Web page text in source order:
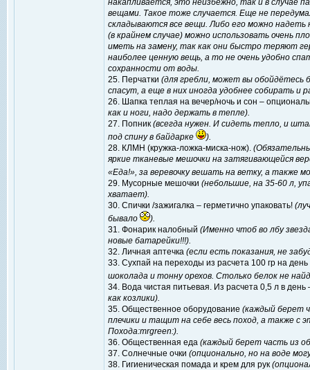
накапливается, это неизбежно, так и в случае
вещами. Такое тоже случается. Еще не
складываются все вещи. Либо его можно надеть
(в крайнем случае) можно использовать очень
иметь на замену, так как они быстро теряют
наиболее ценную вещь, а то не очень удобно
сохранности от воды.
25. Перчатки (для гребли, может вы обойдётесь
спасут, а еще в них иногда удобнее собирать и
26. Шапка теплая на вечер/ночь и сон –
как и ноги, надо держать в тепле).
27. Попник (всегда нужен. И сидеть тепло, и
под спину в байдарке
).
28. КЛМН (кружка-ложка-миска-нож).
яркие тканевые мешочки на затягивающейся
«Еда!», за веревочку вешать на ветку, а также
29. Мусорные мешочки (небольшие, на 35-60 л,
хватает).
30. Спички /зажигалка – герметично упаковать!
бывало
).
31. Фонарик налобный (Именно чтоб во лбу
новые батарейки!!!).
32. Личная аптечка (если есть показания, не
33. Сухпай на переходы из расчета 100 гр на
шоколада и тонну орехов. Столько белок не
34. Вода чистая питьевая. Из расчета 0,5 л в день
как козлики).
35. Общественное оборудование (каждый берет
плечики и тащит на себе весь поход, а также с
Похода:mrgreen:).
36. Общественная еда (каждый берет часть из
37. Солнечные очки (опционально, но на воде
38. Гигиеническая помада и крем для рук